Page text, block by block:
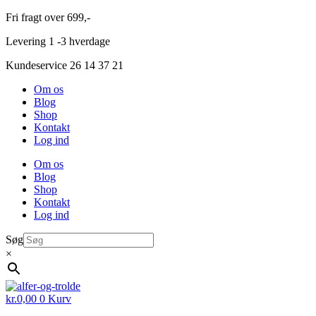
Videre
indhold
Fri fragt over 699,-
Levering 1 -3 hverdage
Kundeservice 26 14 37 21
Om os
Blog
Shop
Kontakt
Log ind
Om os
Blog
Shop
Kontakt
Log ind
Søg
×
kr.0,00 0 Kurv